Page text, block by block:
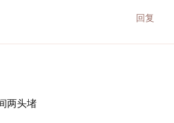
回复
两头堵